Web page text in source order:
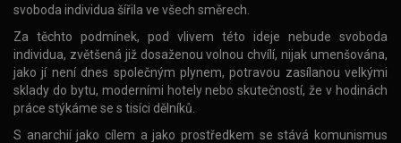
svoboda individua šířila ve všech směrech.
Za těchto podmínek, pod vlivem této ideje nebude svoboda
individua, zvětšená již dosaženou volnou chvílí, nijak umenšována,
jako jí není dnes společným plynem, potravou zasílanou velkými
sklady do bytu, moderními hotely nebo skutečností, že v hodinách
práce stýkáme se s tisíci dělníků.
S anarchií jako cílem a jako prostředkem se stává komunismus